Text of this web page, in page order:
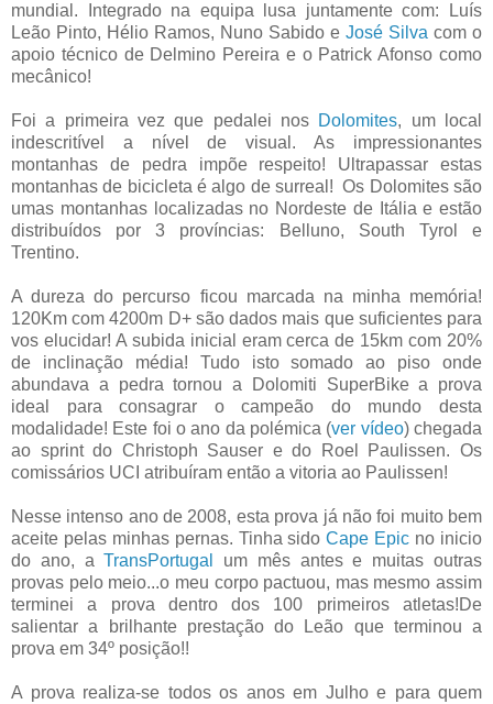
mundial. Integrado na equipa lusa juntamente com: Luís
Leão Pinto, Hélio Ramos, Nuno Sabido e José Silva com o
apoio técnico de Delmino Pereira e o Patrick Afonso como
mecânico!
Foi a primeira vez que pedalei nos Dolomites, um local
indescritível a nível de visual. As impressionantes
montanhas de pedra impõe respeito! Ultrapassar estas
montanhas de bicicleta é algo de surreal! Os Dolomites são
umas montanhas localizadas no Nordeste de Itália e estão
distribuídos por 3 províncias: Belluno, South Tyrol e
Trentino.
A dureza do percurso ficou marcada na minha memória!
120Km com 4200m D+ são dados mais que suficientes para
vos elucidar! A subida inicial eram cerca de 15km com 20%
de inclinação média! Tudo isto somado ao piso onde
abundava a pedra tornou a Dolomiti SuperBike a prova
ideal para consagrar o campeão do mundo desta
modalidade! Este foi o ano da polémica (ver vídeo) chegada
ao sprint do Christoph Sauser e do
Roel Paulissen. Os
comissários UCI atribuíram então a vitoria ao Paulissen!
Nesse intenso ano de 2008, esta prova já não foi muito bem
aceite pelas minhas pernas. Tinha sidoCape Epic no inicio
do ano, aTransPortugal um mês antes e muitas outras
provas pelo meio...o meu corpo pactuou, mas mesmo assim
terminei a prova dentro dos 100 primeiros atletas!De
salientar a brilhante prestação do Leão que terminou a
prova em 34º posição!!
A prova realiza-se todos os anos em Julho e para quem